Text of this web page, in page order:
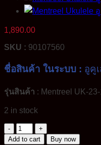
1,890.00
SKU : 90107560
ชื่อสินค้า ในระบบ : อูคู
รุ่นสินค้า : Mentreel UK-
2 in stock
Mentreel
Ukulele
Add to cart Buy now